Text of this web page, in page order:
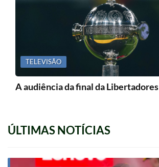
TELEVISÃO
A audiência da final da Libertadores
ÚLTIMAS NOTÍCIAS